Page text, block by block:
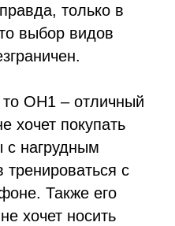
только в
выбор видов
то OH1 – отличный
хочет покупать
с нагрудным
тренироваться с
Также его
хочет носить